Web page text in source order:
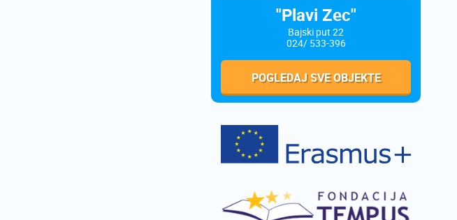
"Plavi Zec"
Bajski put 22
024/ 533-396
POGLEDAJ SVE OBJEKTE